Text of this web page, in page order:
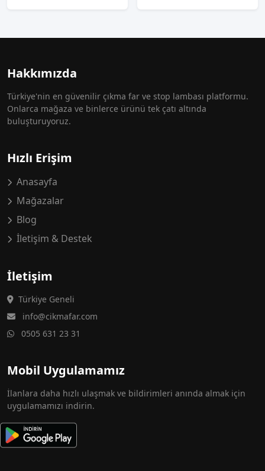
Hakkımızda
Türkiye'nin en güvenilir çıkma far ve stop lambası platformu.
Onlarca mağaza ve binlerce ürünü tek çatı altında
buluşturuyoruz.
Hızlı Erişim
Anasayfa
Mağazalar
Blog
İletişim & Destek
İletişim
Türkiye Geneli
info@cikmafar.com
0505 631 23 31
Mobil Uygulamamız
İlanlara daha hızlı ulaşmak ve bildirimleri anında almak için
uygulamamızı indirin.